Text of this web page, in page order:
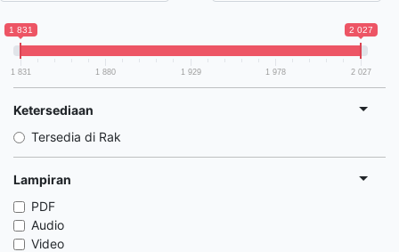
1 831 2 027
1 831 1 880 1 929 1 978 2 027
Ketersediaan
Tersedia di Rak
Lampiran
PDF
Audio
Video